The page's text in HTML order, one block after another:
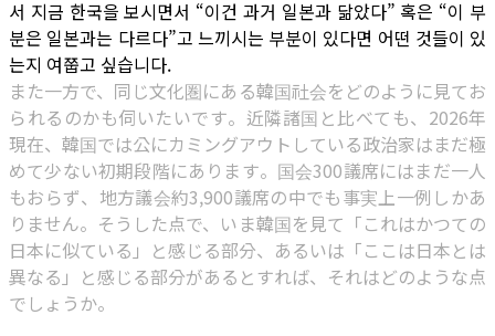
서 지금 한국을 보시면서 “이건 과거 일본과 닮았다” 혹은 “이 부
분은 일본과는 다르다”고 느끼시는 부분이 있다면 어떤 것들이 있
는지 여쭙고 싶습니다.
また一方で、同じ文化圏にある韓国社会をどのように見てお
られるのかも伺いたいです。近隣諸国と比べても、2026年
現在、韓国では公にカミングアウトしている政治家はまだ極
めて少ない初期段階にあります。国会300議席にはまだ一人
もおらず、地方議会約3,900議席の中でも事実上一例しかあ
りません。そうした点で、いま韓国を見て「これはかつての
日本に似ている」と感じる部分、あるいは「ここは日本とは
異なる」と感じる部分があるとすれば、それはどのような点
でしょうか。